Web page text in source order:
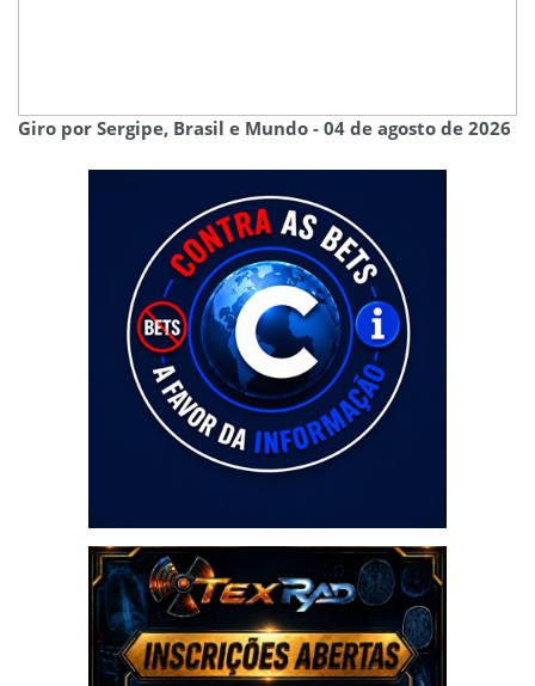
Giro por Sergipe, Brasil e Mundo - 04 de agosto de 2026